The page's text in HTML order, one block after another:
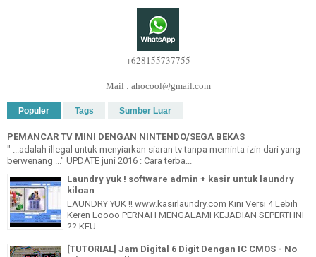
+628155737755
Mail : ahocool@gmail.com
Populer Tags Sumber Luar
PEMANCAR TV MINI DENGAN NINTENDO/SEGA BEKAS
" ...adalah illegal untuk menyiarkan siaran tv tanpa meminta izin dari yang
berwenang ..." UPDATE juni 2016 : Cara terba...
Laundry yuk ! software admin + kasir untuk laundry
kiloan
LAUNDRY YUK !! www.kasirlaundry.com Kini Versi 4 Lebih
Keren Loooo PERNAH MENGALAMI KEJADIAN SEPERTI INI
?? KEU...
[TUTORIAL] Jam Digital 6 Digit Dengan IC CMOS - No